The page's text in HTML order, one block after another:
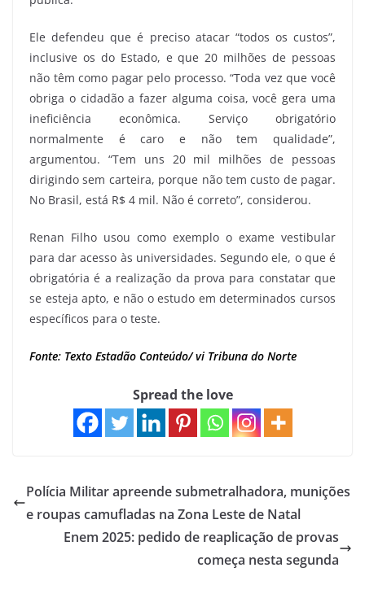
Ele defendeu que é preciso atacar “todos os custos”,
inclusive os do Estado, e que 20 milhões de pessoas
não têm como pagar pelo processo. “Toda vez que você
obriga o cidadão a fazer alguma coisa, você gera uma
ineficiência econômica. Serviço obrigatório
normalmente é caro e não tem qualidade”,
argumentou. “Tem uns 20 mil milhões de pessoas
dirigindo sem carteira, porque não tem custo de pagar.
No Brasil, está R$ 4 mil. Não é correto”, considerou.
Renan Filho usou como exemplo o exame vestibular
para dar acesso às universidades. Segundo ele, o que é
obrigatória é a realização da prova para constatar que
se esteja apto, e não o estudo em determinados cursos
específicos para o teste.
Fonte: Texto Estadão Conteúdo/ vi Tribuna do Norte
Spread the love
Polícia Militar apreende submetralhadora, munições
e roupas camufladas na Zona Leste de Natal
Enem 2025: pedido de reaplicação de provas
começa nesta segunda